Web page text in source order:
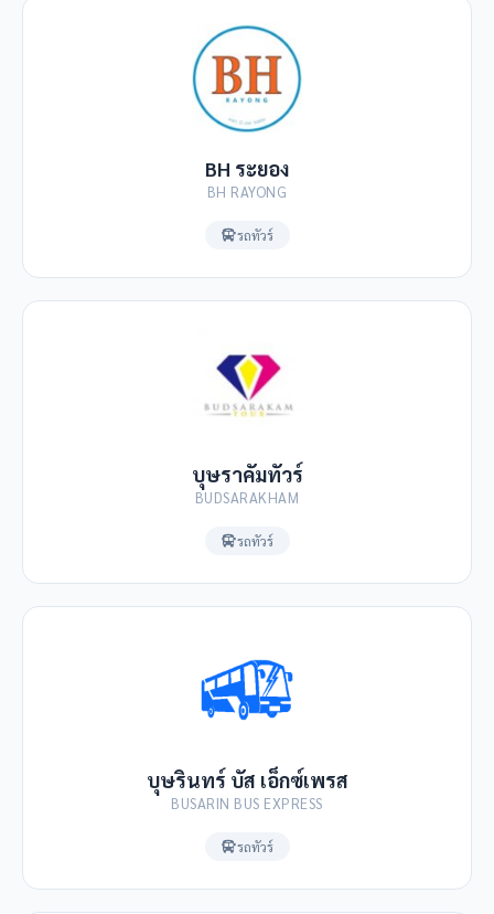
BH ระยอง
BH RAYONG
รถทัวร์
บุษราคัมทัวร์
BUDSARAKHAM
รถทัวร์
บุษรินทร์ บัส เอ็กซ์เพรส
BUSARIN BUS EXPRESS
รถทัวร์